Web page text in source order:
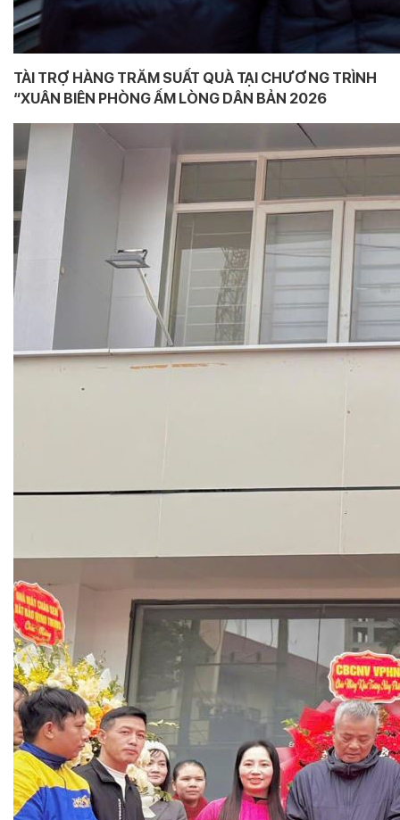
TÀI TRỢ HÀNG TRĂM SUẤT QUÀ TẠI CHƯƠNG TRÌNH
“XUÂN BIÊN PHÒNG ẤM LÒNG DÂN BẢN 2026